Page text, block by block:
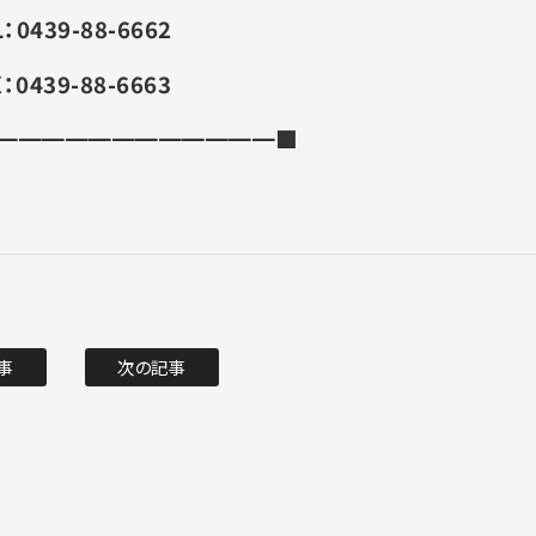
0439-88-6662
0439-88-6663
次の記事